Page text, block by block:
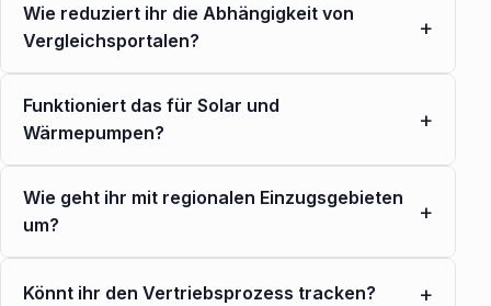
Wie reduziert ihr die Abhängigkeit von
Vergleichsportalen?
+
Funktioniert das für Solar und
Wärmepumpen?
+
Wie geht ihr mit regionalen Einzugsgebieten
um?
+
Könnt ihr den Vertriebsprozess tracken? +